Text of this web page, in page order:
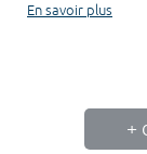
En savoir plus
+